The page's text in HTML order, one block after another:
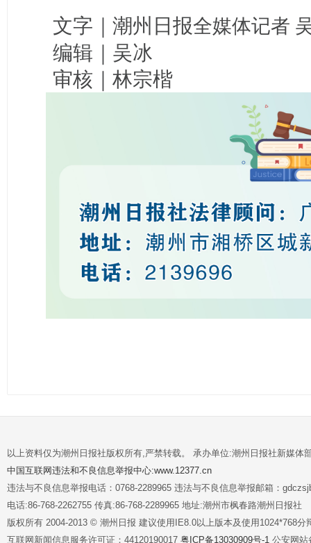
文字｜潮州日报全媒体记者
编辑｜吴冰
审核｜林宗楷
以上资料仅为潮州日报社版权所有,严禁转载。 承办单位:潮州日报社新媒体
中国互联网违法和不良信息举报中心:www.12377.cn
违法与不良信息举报电话：0768-2289965 违法与不良信息举报邮箱：
电话:86-768-2262755 传真:86-768-2289965 地址:潮州市枫春路潮州日报社
版权所有 2004-2013 © 潮州日报 建议使用IE8.0以上版本及使用1024*768分
互联网新闻信息服务许可证：44120190017 粤ICP备13030909号-1 公安网站